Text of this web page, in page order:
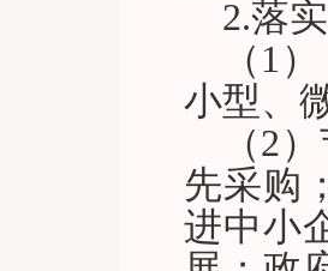
2.落
（ 1）
小型、
（2
先采购
进中小